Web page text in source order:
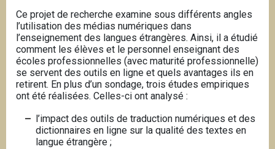
Ce projet de recherche examine sous différents angles
l’utilisation des médias numériques dans
l’enseignement des langues étrangères. Ainsi, il a étudié
comment les élèves et le personnel enseignant des
écoles professionnelles (avec maturité professionnelle)
se servent des outils en ligne et quels avantages ils en
retirent. En plus d’un sondage, trois études empiriques
ont été réalisées. Celles-ci ont analysé :
l’impact des outils de traduction numériques et des
dictionnaires en ligne sur la qualité des textes en
langue étrangère ;